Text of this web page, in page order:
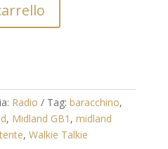
Radio Tag: baracchino,
, Midland GB1 , midland
, Walkie Talkie